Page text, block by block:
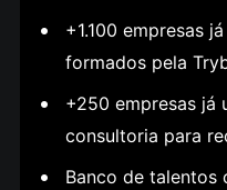
+1.100 empresas
formados pela
+250 empresas já
consultoria para
Banco de talentos